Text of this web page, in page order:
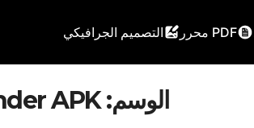
PDF محرر التصميم الجرافيكي
الوسم:APK